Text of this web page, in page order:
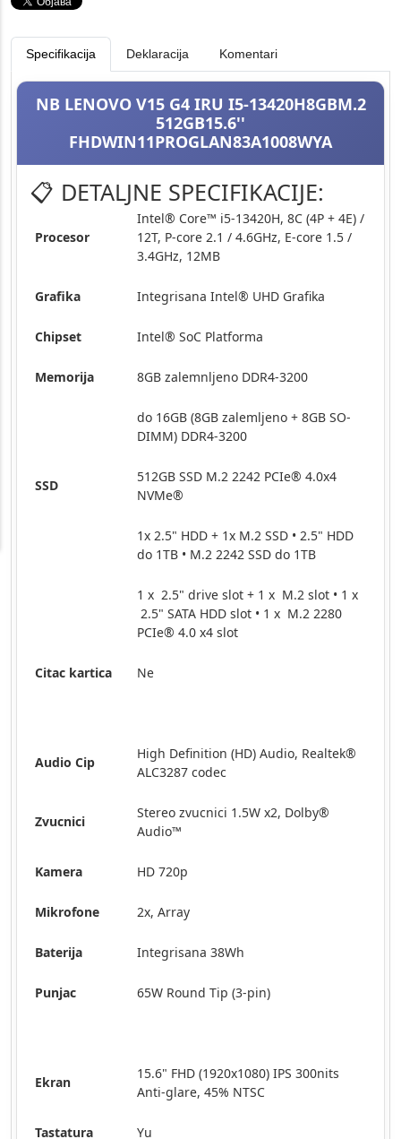
Specifikacija Deklaracija Komentari
NB LENOVO V15 G4 IRU I5-13420H8GBM.2
512GB15.6''
FHDWIN11PROGLAN83A1008WYA
📋 DETALJNE SPECIFIKACIJE:
Procesor
Intel® Core™ i5-13420H, 8C (4P + 4E) /
12T, P-core 2.1 / 4.6GHz, E-core 1.5 /
3.4GHz, 12MB
Grafika Integrisana Intel® UHD Grafika
Chipset Intel® SoC Platforma
Memorija 8GB zalemnljeno DDR4-3200
do 16GB (8GB zalemljeno + 8GB SO-
DIMM) DDR4-3200
SSD
512GB SSD M.2 2242 PCIe® 4.0x4
NVMe®
1x 2.5" HDD + 1x M.2 SSD • 2.5" HDD
do 1TB • M.2 2242 SSD do 1TB
1 x 2.5" drive slot + 1 x M.2 slot • 1 x
2.5" SATA HDD slot • 1 x M.2 2280
PCIe® 4.0 x4 slot
Citac kartica Ne
Audio Cip
High Definition (HD) Audio, Realtek®
ALC3287 codec
Zvucnici
Stereo zvucnici 1.5W x2, Dolby®
Audio™
Kamera HD 720p
Mikrofone 2x, Array
Baterija Integrisana 38Wh
Punjac 65W Round Tip (3-pin)
Ekran
15.6" FHD (1920x1080) IPS 300nits
Anti-glare, 45% NTSC
Tastatura Yu